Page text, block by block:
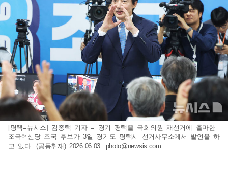
[평택=뉴시스] 김종택 기자 = 경기 평택을 국회의원 재선거에 출마한
조국혁신당 조국 후보가 3일 경기도 평택시 선거사무소에서 발언을 하
고 있다. (공동취재) 2026.06.03. photo@newsis.com